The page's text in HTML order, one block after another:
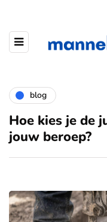
blog
Hoe kies je de
jouw beroep?